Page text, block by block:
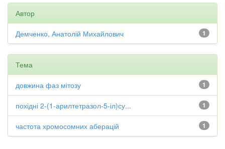
Автор
1
Демченко, Анатолій Михайлович
Тема
1
довжина фаз мітозу
1
похідні 2-(1-арилтетразол-5-іл)су...
1
частота хромосомних аберацій